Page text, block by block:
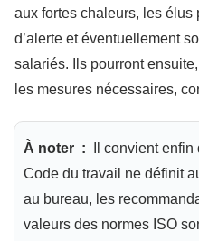
aux fortes chaleurs, les élus
d’alerte et éventuellement
salariés. Ils pourront
les mesures nécessaires,
À noter :
Il convient
Code du travail ne définit
au bureau, les
valeurs des normes ISO